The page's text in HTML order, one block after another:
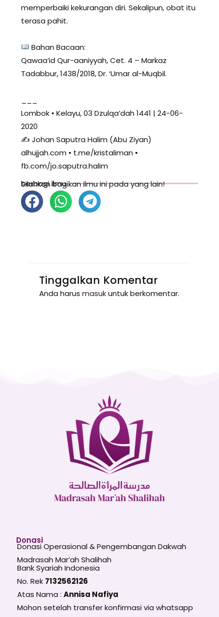
memperbaiki kekurangan diri. Sekalipun, obat itu
terasa pahit.
Bahan Bacaan:
Qawaa’id Qur-aaniyyah, Cet. 4 – Markaz
Tadabbur, 1438/2018, Dr. ‘Umar al-Muqbil.
Lombok • Kelayu, 03 Dzulqa’dah 1441 | 24-06-
2020
✍ Johan Saputra Halim (Abu Ziyan)
alhujjah.com • t.me/kristaliman •
fb.com/jo.saputra.halim
berbagi ilmu
Silahkan bagikan ilmu ini pada yang lain!
Tinggalkan Komentar
Anda harus masukuntuk berkomentar.
Donasi
Donasi Operasional & Pengembangan Dakwah
Madrasah Mar’ah Shalihah
Bank Syariah Indonesia
No. Rek 7132562126
Atas Nama : Annisa Nafiya
Mohon setelah transfer konfirmasi via whatsapp